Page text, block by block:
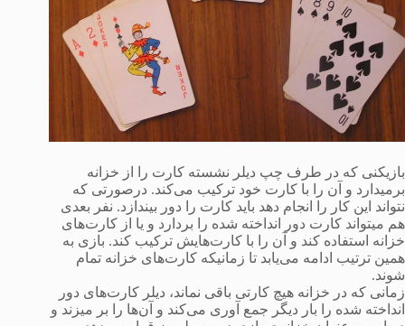
بازیکنی که در طرف چپ دیلر نشسته کارت را از خزانه
برمیدارد و آن را با کارت خود ترکیب می‌کند. درصورتی که
نتواند این کار را انجام دهد باید کارت را دور بیندازد. نفر بعدی
هم میتواند کارت دور انداخته شده را بردارد و یا از کارت‌های
خزانه استفاده کند و آن را با کارت‌هایش ترکیب کند. بازی به
همین ترتیب ادامه می‌یابد تا زمانیکه کارت‌های خزانه تمام
شوند.
زمانی که در خزانه هیچ کارتی باقی نماند، دیلر کارت‌های دور
انداخته شده را بار دیگر جمع آوری می‌کند و آن‌ها را بر میزند و